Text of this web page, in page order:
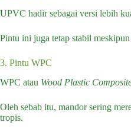
UPVC hadir sebagai versi lebih
Pintu ini juga tetap stabil
3. Pintu WPC
WPC atau Wood Plastic
Oleh sebab itu, mandor sering
tropis.